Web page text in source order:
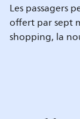
Les passagers
offert par sept
shopping, la